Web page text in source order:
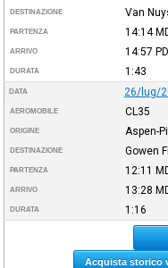
DESTINAZIONE Van
PARTENZA 14:14
ARRIVO 14:57
DURATA 1:43
DATA 26/lug/
AEROMOBILE CL35
ORIGINE Aspen-
DESTINAZIONE Gowen
PARTENZA 12:11
ARRIVO 13:28
DURATA 1:16
Acquista storico